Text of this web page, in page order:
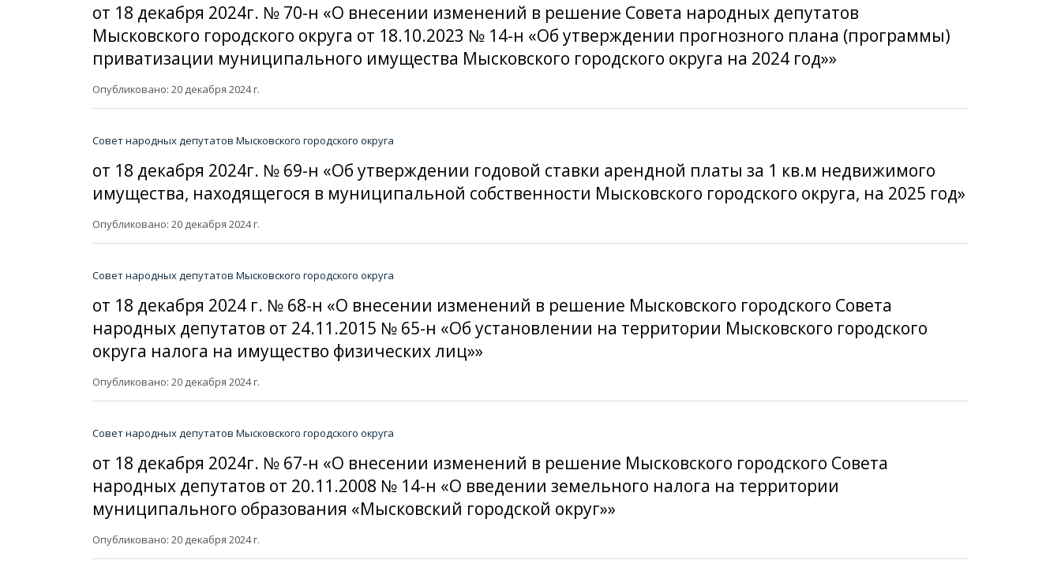
от 18 декабря 2024г. № 70-н «О внесении изменений в решение Совета народных депутатов
Мысковского городского округа от 18.10.2023 № 14-н «Об утверждении прогнозного плана (программы)
приватизации муниципального имущества Мысковского городского округа на 2024 год»»
Опубликовано: 20 декабря 2024 г.
Совет народных депутатов Мысковского городского округа
от 18 декабря 2024г. № 69-н «Об утверждении годовой ставки арендной платы за 1 кв.м недвижимого
имущества, находящегося в муниципальной собственности Мысковского городского округа, на 2025 год»
Опубликовано: 20 декабря 2024 г.
Совет народных депутатов Мысковского городского округа
от 18 декабря 2024 г. № 68-н «О внесении изменений в решение Мысковского городского Совета
народных депутатов от 24.11.2015 № 65-н «Об установлении на территории Мысковского городского
округа налога на имущество физических лиц»»
Опубликовано: 20 декабря 2024 г.
Совет народных депутатов Мысковского городского округа
от 18 декабря 2024г. № 67-н «О внесении изменений в решение Мысковского городского Совета
народных депутатов от 20.11.2008 № 14-н «О введении земельного налога на территории
муниципального образования «Мысковский городской округ»»
Опубликовано: 20 декабря 2024 г.